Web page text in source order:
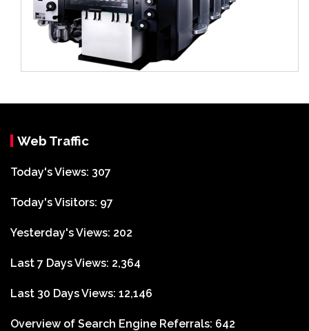
Web Traffic
Today's Views: 307
Today's Visitors: 97
Yesterday's Views: 202
Last 7 Days Views: 2,364
Last 30 Days Views: 12,146
Overview of Search Engine Referrals: 642